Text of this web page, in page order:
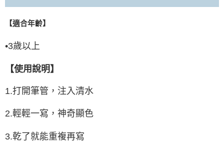
【適合年齡】
•3歲以上
【使用說明】
1.打開筆管，注入清水
2.輕輕一寫，神奇顯色
3.乾了就能重複再寫